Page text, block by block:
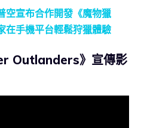
空宣布合作開發《魔物獵
手機平台輕鬆狩獵體驗
Outlanders》宣傳影